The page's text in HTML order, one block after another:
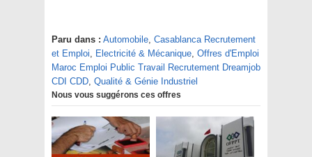
Paru dans : Automobile, Casablanca Recrutement
et Emploi, Electricité & Mécanique, Offres d'Emploi
Maroc Emploi Public Travail Recrutement Dreamjob
CDI CDD, Qualité & Génie Industriel
Nous vous suggérons ces offres